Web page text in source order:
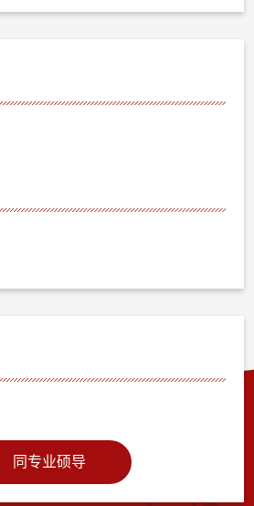
同专业硕导